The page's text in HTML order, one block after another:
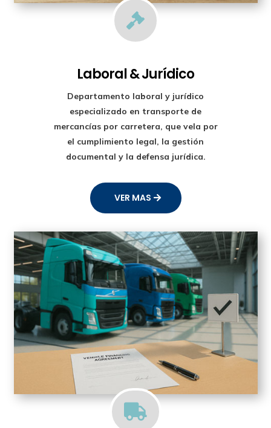

Laboral & Jurídico
Departamento laboral y jurídico
especializado en transporte de
mercancías por carretera, que vela por
el cumplimiento legal, la gestión
documental y la defensa jurídica.
VER MAS
